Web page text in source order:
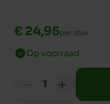
€ 24,95per stuk
Op voorraad